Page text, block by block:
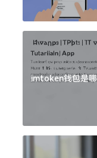
imtoken钱包是